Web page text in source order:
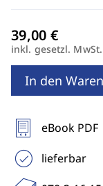
inkl. gesetzl. MwSt.
In den
eBook PDF
lieferbar